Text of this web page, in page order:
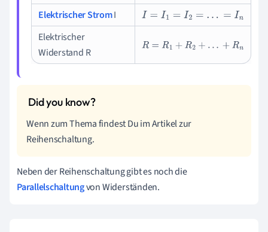
Elektrischer StromI I= I1= I2= ...= In
Elektrischer
Widerstand R
R= R1 +R2+...+R n
Wenn zum Thema findest Du im Artikel zur
Reihenschaltung.
Neben der Reihenschaltung gibt es noch die
Parallelschaltungvon Widerständen.